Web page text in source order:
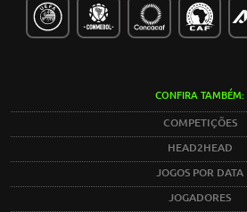
CONFIRA TAMBÉM:
COMPETIÇÕES
HEAD2HEAD
JOGOS POR DATA
JOGADORES